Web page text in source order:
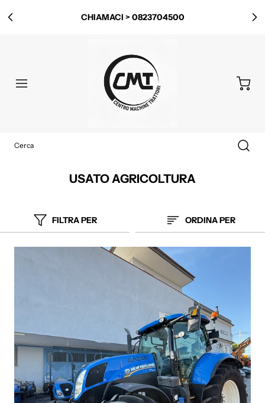
SA
USATO AGRICOLTURA
FILTRA PER ORDINA PER